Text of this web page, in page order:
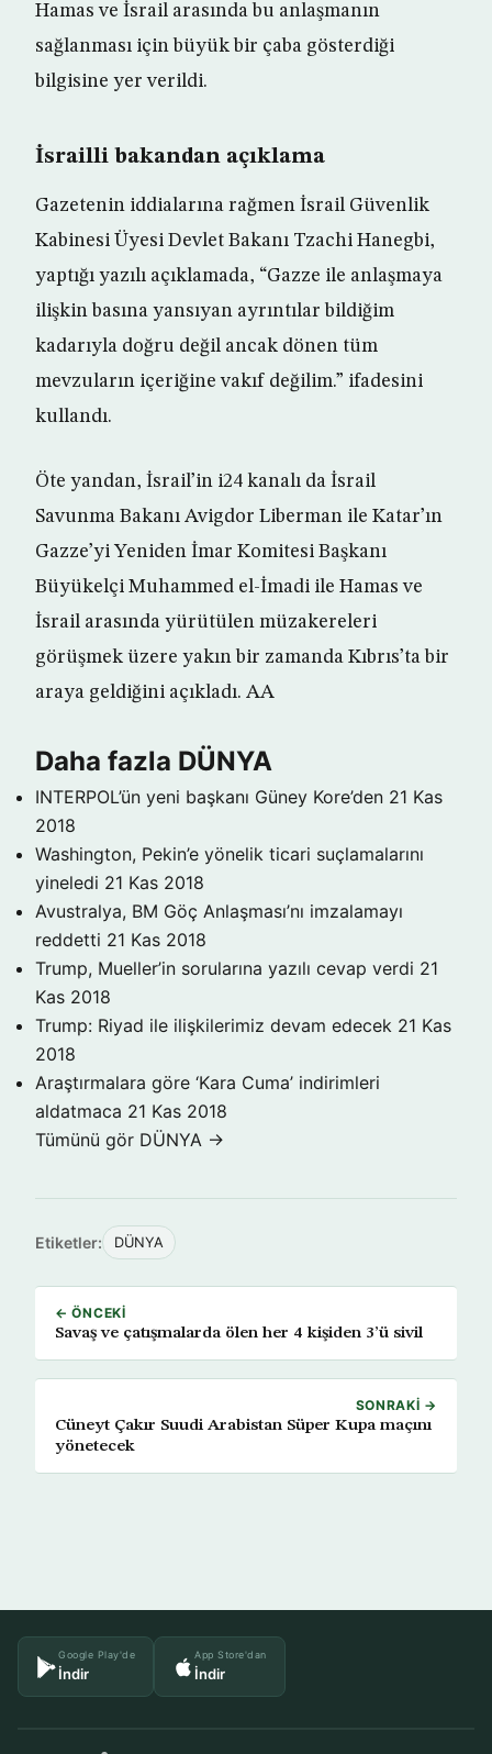
Hamas ve İsrail arasında bu anlaşmanın
sağlanması için büyük bir çaba gösterdiği
bilgisine yer verildi.
İsrailli bakandan açıklama
Gazetenin iddialarına rağmen İsrail Güvenlik
Kabinesi Üyesi Devlet Bakanı Tzachi Hanegbi,
yaptığı yazılı açıklamada, “Gazze ile anlaşmaya
ilişkin basına yansıyan ayrıntılar bildiğim
kadarıyla doğru değil ancak dönen tüm
mevzuların içeriğine vakıf değilim.” ifadesini
kullandı.
Öte yandan, İsrail’in i24 kanalı da İsrail
Savunma Bakanı Avigdor Liberman ile Katar’ın
Gazze’yi Yeniden İmar Komitesi Başkanı
Büyükelçi Muhammed el-İmadi ile Hamas ve
İsrail arasında yürütülen müzakereleri
görüşmek üzere yakın bir zamanda Kıbrıs’ta bir
araya geldiğini açıkladı. AA
Daha fazla DÜNYA
INTERPOL’ün yeni başkanı Güney Kore’den 21 Kas
2018
Washington, Pekin’e yönelik ticari suçlamalarını
yineledi 21 Kas 2018
Avustralya, BM Göç Anlaşması’nı imzalamayı
reddetti 21 Kas 2018
Trump, Mueller’in sorularına yazılı cevap verdi 21
Kas 2018
Trump: Riyad ile ilişkilerimiz devam edecek 21 Kas
2018
Araştırmalara göre ‘Kara Cuma’ indirimleri
aldatmaca 21 Kas 2018
Tümünü gör DÜNYA →
Etiketler: DÜNYA
← ÖNCEKI
Savaş ve çatışmalarda ölen her 4 kişiden 3’ü sivil
SONRAKI →
Cüneyt Çakır Suudi Arabistan Süper Kupa maçını
yönetecek
Google Play'de
İndir
App Store'dan
İndir